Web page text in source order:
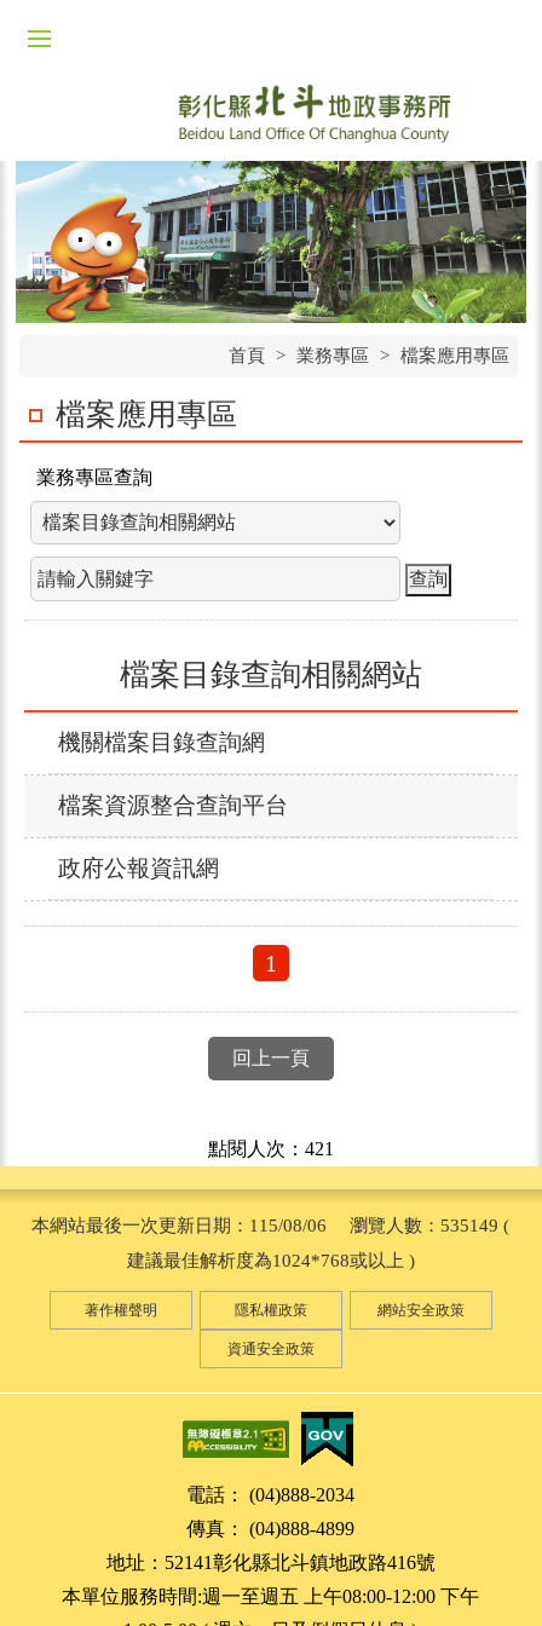
首頁 > 業務專區 > 檔案應用專區
檔案應用專區
業務專區查詢
檔案目錄查詢相關網站
機關檔案目錄查詢網
檔案資源整合查詢平台
政府公報資訊網
1
回上一頁
點閱人次：421
本網站最後一次更新日期：115/08/06 瀏覽人數：535149 (
建議最佳解析度為1024*768或以上 )
著作權聲明 隱私權政策 網站安全政策
資通安全政策
電話： (04)888-2034
傳真： (04)888-4899
地址：52141彰化縣北斗鎮地政路416號
本單位服務時間:週一至週五 上午08:00-12:00 下午